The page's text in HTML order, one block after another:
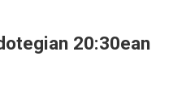
20:30ean